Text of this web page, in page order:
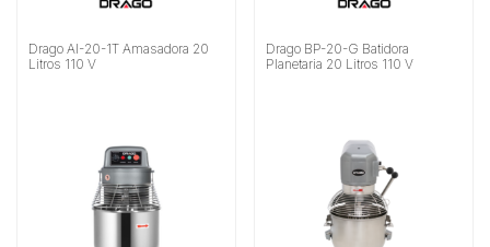
Drago AI-20-1T Amasadora 20
Litros 110 V
Drago BP-20-G Batidora
Planetaria 20 Litros 110 V